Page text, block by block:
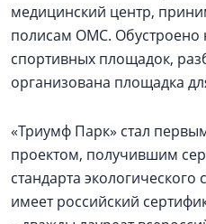
медицинский центр,
полисам ОМС. Обустроено
спортивных площадок,
организована площадка
«Триумф Парк» стал
проектом, получившим
стандарта экологического
имеет российский